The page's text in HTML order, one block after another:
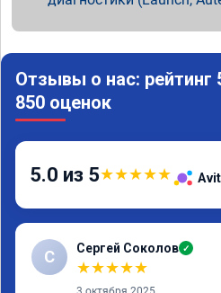
Отзывы о нас: рейтинг
850 оценок
5.0 из 5★★★★★
С Сергей Соколов ✓
★★★★★